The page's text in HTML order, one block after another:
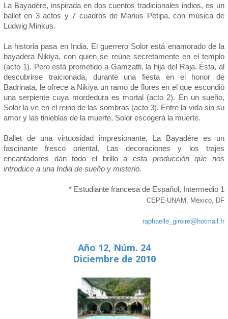
La Bayadére, inspirada en dos cuentos tradicionales indios, es un
ballet en 3 actos y 7 cuadros de Marius Petipa, con música de
Ludwig Minkus.
La historia pasa en India. El guerrero Solor está enamorado de la
bayadera Nikiya, con quien se reúne secretamente en el templo
(acto 1). Pero está prometido a Gamzatti, la hija del Raja. Ésta, al
descubrirse traicionada, durante una fiesta en el honor de
Badrinata, le ofrece a Nikiya un ramo de flores en el que escondió
una serpiente cuya mordedura es mortal (acto 2). En un sueño,
Solor la ve en el reino de las sombras (acto 3). Entre la vida sin su
amor y las tinieblas de la muerte, Solor escogerá la muerte.
Ballet de una virtuosidad impresionante, La Bayadére es un
fascinante fresco oriental. Las decoraciones y los trajes
encantadores dan todo el brillo a esta producción que nos
introduce a una India de sueño y misterio.
* Estudiante francesa de Español, Intermedio 1
CEPE-UNAM, México, DF
raphaelle_giroire@hotmail.fr
Año 12, Núm. 24
Diciembre de 2010